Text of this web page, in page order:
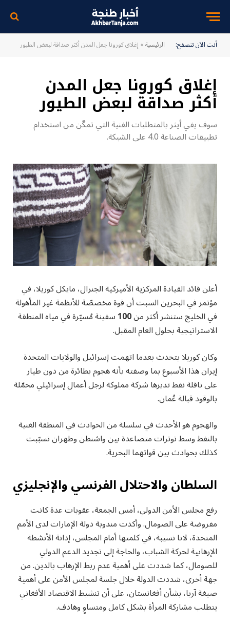
أنت الآن تتصفح: الرئيسية» إغلاق كورونا جعل المدن أكثر صداقة لبعض الطيور
إغلاق كورونا جعل المدن
أكثر صداقة لبعض الطيور
سوف يفي أيثر بالمتطلبات الفنية التي تمكّن من استخدام
تطبيقات الصناعة 4.0 على الشبكة.
أعلن قائد القيادة المركزية الأميركية الجنرال، مايكل كوريلا، في
مؤتمر في البحرين السبت أن قوة مخصصّة للأنظمة غير المأهولة
في الخليج ستنشر أكثر من100سفينة مُسيّرة في مياه المنطقة
الاستراتيجية بحلول العام المقبل.
وكان كوريلا يتحدث بعدما اتهمت إسرائيل والولايات المتحدة
إيران هذا الأسبوع بما وصفته بأنه هجوم بطائرة من دون طيار
على ناقلة نفط تديرها شركة مملوكة لرجل أعمال إسرائيلي محمّلة
بالوقود قبالة عُمان.
والهجوم هو الأحدث في سلسلة من الحوادث في المنطقة الغنية
بالنفط وسط توترات متصاعدة بين واشنطن وطهران تسبّبت
كذلك بحوادث بين قواتهما البحرية.
السلطان والاحتلال الفرنسي والإنجليزي
رفع مجلس الأمن الدولي، أمس الجمعة، عقوبات عدة كانت
مفروضة على الصومال. وأكدت مندوبة دولة الإمارات لدى الأمم
المتحدة، لانا نسيبة، في كلمتها أمام المجلس، إدانة الأنشطة
الإرهابية لحركة الشباب، والحاجة إلى تجديد الدعم الدولي
للصومال، كما شددت على أهمية عدم ربط الإرهاب بالدين. من
جهة أخرى، شددت الدولة خلال جلسة لمجلس الأمن على أهمية
صيغة آريا، بشأن أفغانستان، على أن تنشيط الاقتصاد الأفغاني
يتطلب مشاركة المرأة بشكل كامل ومتساوٍ وهادف.